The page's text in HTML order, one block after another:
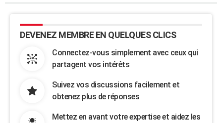
DEVENEZ MEMBRE EN QUELQUES CLICS
Connectez-vous simplement avec ceux qui
partagent vos intérêts
Suivez vos discussions facilement et
obtenez plus de réponses
Mettez en avant votre expertise et aidez les